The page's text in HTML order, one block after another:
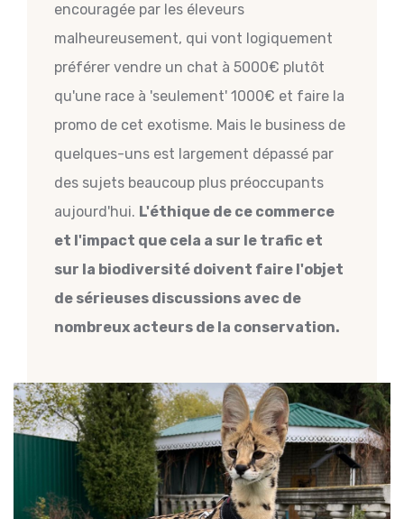
encouragée par les éleveurs
malheureusement, qui vont logiquement
préférer vendre un chat à 5000€ plutôt
qu'une race à 'seulement' 1000€ et faire la
promo de cet exotisme. Mais le business de
quelques-uns est largement dépassé par
des sujets beaucoup plus préoccupants
aujourd'hui. L'éthique de ce commerce
et l'impact que cela a sur le trafic et
sur la biodiversité doivent faire l'objet
de sérieuses discussions avec de
nombreux acteurs de la conservation.